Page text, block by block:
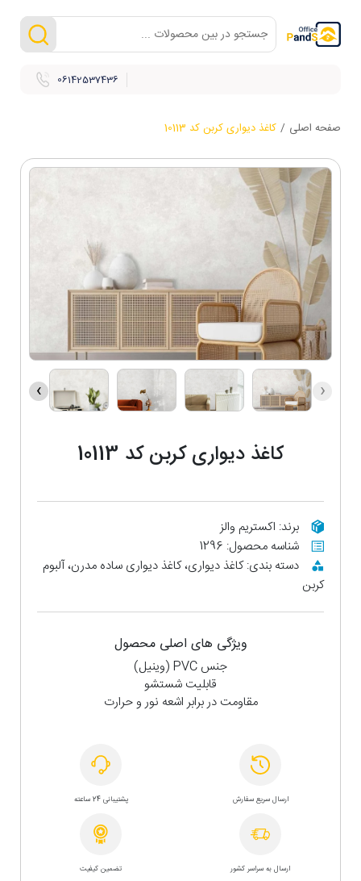
06142537436
صفحه اصلی / کاغذ دیواری کربن کد 10113
‹
›
کاغذ دیواری کربن کد 10113
برند: اکستریم والز
شناسه محصول: 1296
دسته بندی: کاغذ دیواری، کاغذ دیواری ساده مدرن، آلبوم
کربن
ویژگی های اصلی محصول
جنس PVC (وینیل)
قابلیت شستشو
مقاومت در برابر اشعه نور و حرارت
ارسال سریع سفارش پشتیبانی 24 ساعته
ارسال به سراسر کشور تضمین کیفیت